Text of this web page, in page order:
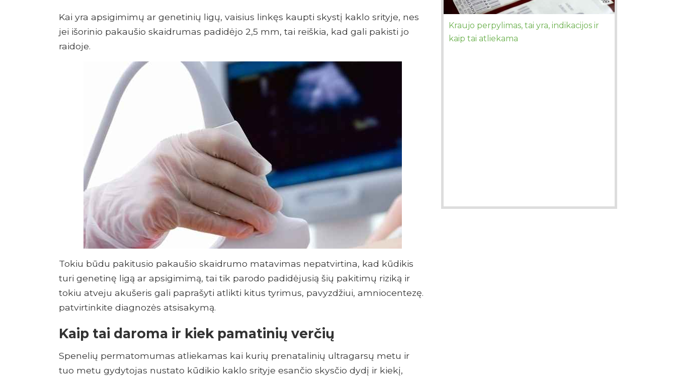
Kai yra apsigimimų ar genetinių ligų, vaisius linkęs kaupti skystį kaklo srityje, nes
jei išorinio pakaušio skaidrumas padidėjo 2,5 mm, tai reiškia, kad gali pakisti jo
raidoje.
Tokiu būdu pakitusio pakaušio skaidrumo matavimas nepatvirtina, kad kūdikis
turi genetinę ligą ar apsigimimą, tai tik parodo padidėjusią šių pakitimų riziką ir
tokiu atveju akušeris gali paprašyti atlikti kitus tyrimus, pavyzdžiui, amniocentezę.
patvirtinkite diagnozės atsisakymą.
Kaip tai daroma ir kiek pamatinių verčių
Spenelių permatomumas atliekamas kai kurių prenatalinių ultragarsų metu ir
tuo metu gydytojas nustato kūdikio kaklo srityje esančio skysčio dydį ir kiekį,
Kraujo perpylimas, tai yra, indikacijos ir
kaip tai atliekama